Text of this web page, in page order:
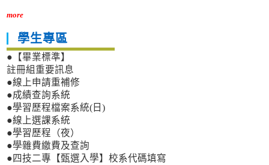
more
學生專區
●【畢業標準】
註冊組重要訊息
●線上申請重補修
●成績查詢系統
●學習歷程檔案系統(日)
●線上選課系統
●學習歷程（夜）
●學雜費繳費及查詢
●四技二專【甄選入學】校系代碼填寫